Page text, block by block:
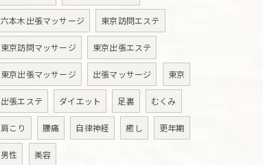
六本木出張マッサージ 東京訪問エステ
東京訪問マッサージ 東京出張エステ
東京出張マッサージ 出張マッサージ 東京
出張エステ ダイエット 足裏 むくみ
肩こり 腰痛 自律神経 癒し 更年期
男性 美容